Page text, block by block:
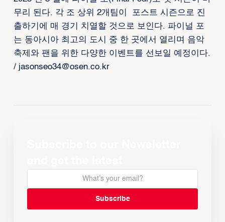
무리 된다. 각 조 상위 2개팀이 포스트 시즌으로 진
출하기에 매 경기 치열할 것으로 보인다. 파이널 포
는 동아시아 최고의 도시 중 한 곳에서 열리며 음악
축제와 팬을 위한 다양한 이벤트를 선보일 예정이다.
/ jasonseo34@osen.co.kr